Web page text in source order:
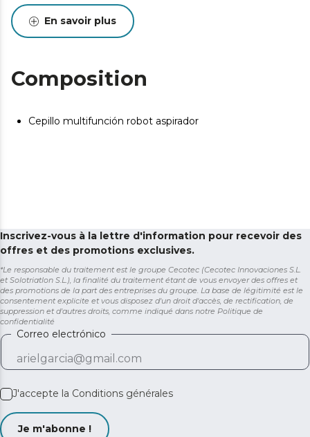
En savoir plus
Composition
Cepillo multifunción robot aspirador
Inscrivez-vous à la lettre d'information pour recevoir des
offres et des promotions exclusives.
*Le responsable du traitement est le groupe Cecotec (Cecotec Innovaciones S.L.
et Solotriatlon S.L.), la finalité du traitement étant de vous envoyer des offres et
des promotions de la part des entreprises du groupe. La base de légitimité est le
consentement explicite et vous disposez d'un droit d'accès, de rectification, de
suppression et d'autres droits, comme indiqué dans notre Politique de
confidentialité
Correo electrónico
J'accepte la Conditions générales
Je m'abonne !